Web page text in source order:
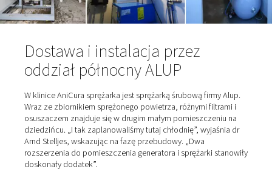
Tlen jest pobierany z
wzbogacany do 95%
W celu wytworzenia tlenu na miejscu
gaz jest
otaczającego powietrza i wzbogacany w pojemniku.
powietrze otoczenia zawiera około 21% tlenu, 78%
mniejsze ilości dwutlenku węgla, argonu i innych
wytworzenia tlenu (lub azotu) powietrze otoczenia jest
sprężane w sprężarce powietrza, a następnie